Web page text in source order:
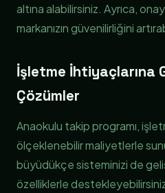
altına alabilirsiniz. Ayrıca,
markanızın güvenilirliğini
İşletme İhtiyaçlarına
Çözümler
Anaokulu takip programı,
ölçeklenebilir maliyetlerle
büyüdükçe sisteminizi de
özelliklerle